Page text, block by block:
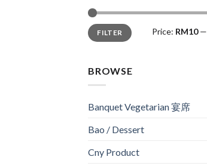
Min
price
Max
priceFILTER Price: RM10—
BROWSE
Banquet Vegetarian 宴席
Bao / Dessert
Cny Product